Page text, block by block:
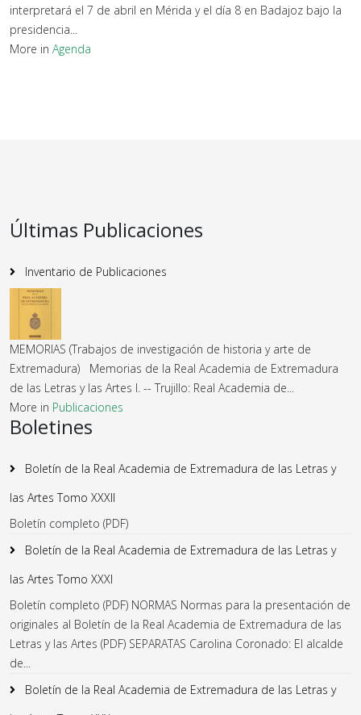
interpretará el 7 de abril en Mérida y el día 8 en Badajoz bajo la
presidencia...
More in Agenda
Últimas Publicaciones
Inventario de Publicaciones
MEMORIAS (Trabajos de investigación de historia y arte de
Extremadura) Memorias de la Real Academia de Extremadura
de las Letras y las Artes I. -- Trujillo: Real Academia de...
More in Publicaciones
Boletines
Boletín de la Real Academia de Extremadura de las Letras y
las Artes Tomo XXXII
Boletín completo (PDF)
Boletín de la Real Academia de Extremadura de las Letras y
las Artes Tomo XXXI
Boletín completo (PDF) NORMAS Normas para la presentación de
originales al Boletín de la Real Academia de Extremadura de las
Letras y las Artes (PDF) SEPARATAS Carolina Coronado: El alcalde
de...
Boletín de la Real Academia de Extremadura de las Letras y